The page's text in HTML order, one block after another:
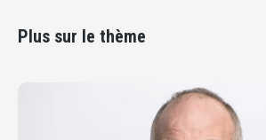
Plus sur le thème